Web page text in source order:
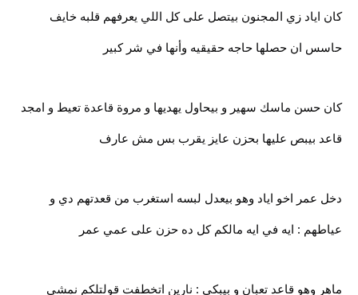
كان اياد زي المجنون بيتصل على كل اللي يعرفهم قلبه خايف
حاسس ان حصلها حاجه حقيقيه وأنها في شر كبير
كان حسن ماسك سهير و بيحاول يهديها و مروة قاعدة تعيط و امجد
قاعد بيبص عليها بحزن عايز يقرب بس مش عارف
دخل عمر اخو اياد وهو بيعدل لبسه استغرب من قعدتهم دي و
عياطهم : ايه في ايه مالكم كل ده حزن على عمي عمر
ماهر وهو قاعد تعبان و بيبكي : نارين اتخطفت قولتلكم نمشي